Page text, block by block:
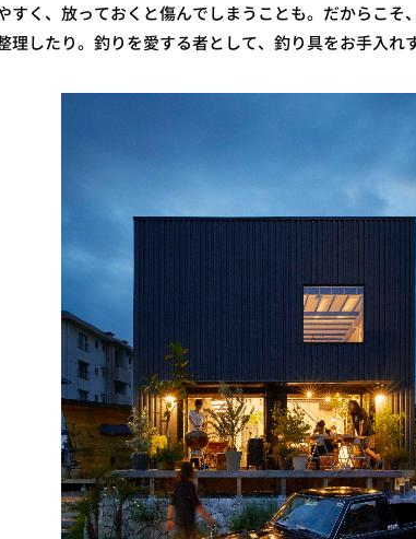
すく、放っておくと傷んでしまうことも。だからこそ
理したり。釣りを愛する者として、釣り具をお手入れ